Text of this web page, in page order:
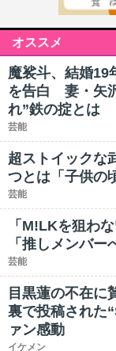
オススメ
魔裟斗、結婚19
を告白 妻・矢
れ”鉄の掟とは
芸能
超ストイックな
つとは「子供の
芸能
「M!LKを狙わ
「推しメンバ
芸能
目黒蓮の不在
裏で投稿された
ァン感動
イケメン